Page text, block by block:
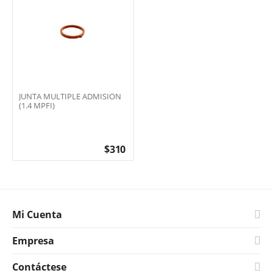
JUNTA MULTIPLE ADMISION
(1.4 MPFI)
$310
Mi Cuenta
Empresa
Contáctese